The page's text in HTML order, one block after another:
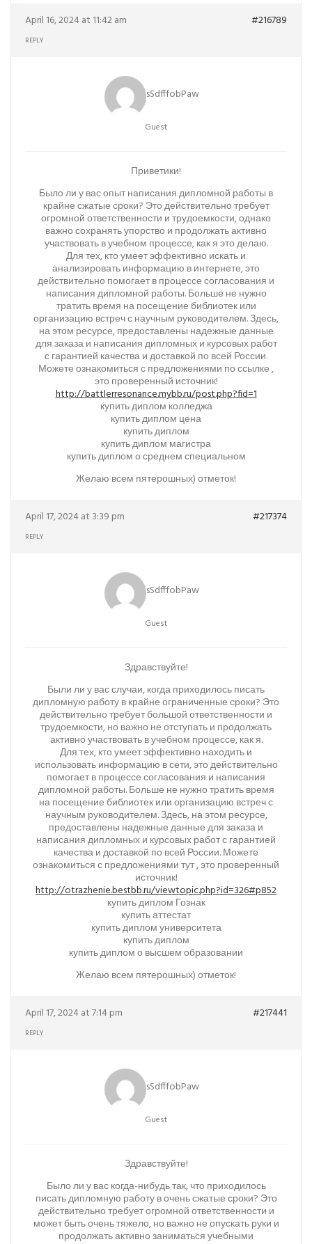
April 16, 2024 at 11:42 am #216789
REPLY
sSdfffobPaw
Guest
Приветики!
Было ли у вас опыт написания дипломной работы в
крайне сжатые сроки? Это действительно требует
огромной ответственности и трудоемкости, однако
важно сохранять упорство и продолжать активно
участвовать в учебном процессе, как я это делаю.
Для тех, кто умеет эффективно искать и
анализировать информацию в интернете, это
действительно помогает в процессе согласования и
написания дипломной работы. Больше не нужно
тратить время на посещение библиотек или
организацию встреч с научным руководителем. Здесь,
на этом ресурсе, предоставлены надежные данные
для заказа и написания дипломных и курсовых работ
с гарантией качества и доставкой по всей России.
Можете ознакомиться с предложениями по ссылке ,
это проверенный источник!
http://battlerresonance.mybb.ru/post.php?fid=1
купить диплом колледжа
купить диплом цена
купить диплом
купить диплом магистра
купить диплом о среднем специальном
Желаю всем пятерошных) отметок!
April 17, 2024 at 3:39 pm #217374
REPLY
sSdfffobPaw
Guest
Здравствуйте!
Были ли у вас случаи, когда приходилось писать
дипломную работу в крайне ограниченные сроки? Это
действительно требует большой ответственности и
трудоемкости, но важно не отступать и продолжать
активно участвовать в учебном процессе, как я.
Для тех, кто умеет эффективно находить и
использовать информацию в сети, это действительно
помогает в процессе согласования и написания
дипломной работы. Больше не нужно тратить время
на посещение библиотек или организацию встреч с
научным руководителем. Здесь, на этом ресурсе,
предоставлены надежные данные для заказа и
написания дипломных и курсовых работ с гарантией
качества и доставкой по всей России. Можете
ознакомиться с предложениями тут , это проверенный
источник!
http://otrazhenie.bestbb.ru/viewtopic.php?id=326#p852
купить диплом Гознак
купить аттестат
купить диплом университета
купить диплом
купить диплом о высшем образовании
Желаю всем пятерошных) отметок!
April 17, 2024 at 7:14 pm #217441
REPLY
sSdfffobPaw
Guest
Здравствуйте!
Было ли у вас когда-нибудь так, что приходилось
писать дипломную работу в очень сжатые сроки? Это
действительно требует огромной ответственности и
может быть очень тяжело, но важно не опускать руки и
продолжать активно заниматься учебными